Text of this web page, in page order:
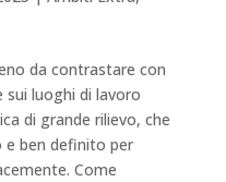
da contrastare con
luoghi di lavoro
di grande rilievo, che
e ben definito per
Come